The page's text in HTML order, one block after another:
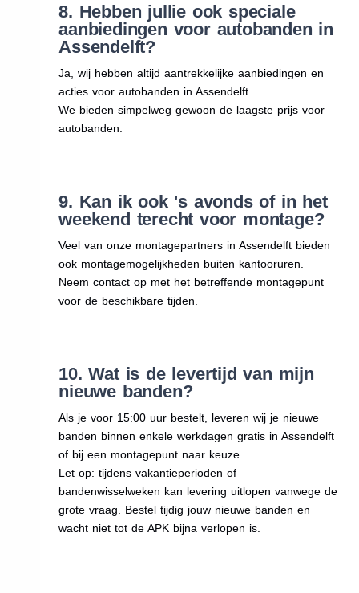
8. Hebben jullie ook speciale
aanbiedingen voor autobanden in
Assendelft?
Ja, wij hebben altijd aantrekkelijke aanbiedingen en
acties voor autobanden in Assendelft.
We bieden simpelweg gewoon de laagste prijs voor
autobanden.
9. Kan ik ook 's avonds of in het
weekend terecht voor montage?
Veel van onze montagepartners in Assendelft bieden
ook montagemogelijkheden buiten kantooruren.
Neem contact op met het betreffende montagepunt
voor de beschikbare tijden.
10. Wat is de levertijd van mijn
nieuwe banden?
Als je voor 15:00 uur bestelt, leveren wij je nieuwe
banden binnen enkele werkdagen gratis in Assendelft
of bij een montagepunt naar keuze.
Let op: tijdens vakantieperioden of
bandenwisselweken kan levering uitlopen vanwege de
grote vraag. Bestel tijdig jouw nieuwe banden en
wacht niet tot de APK bijna verlopen is.